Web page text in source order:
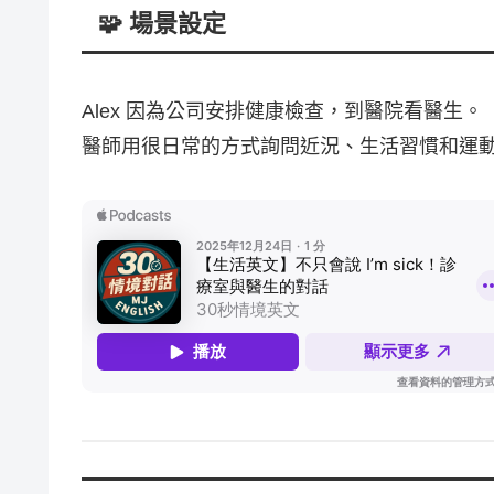
🧩 場景設定
Alex 因為公司安排健康檢查，到醫院看醫生。
醫師用很日常的方式詢問近況、生活習慣和運